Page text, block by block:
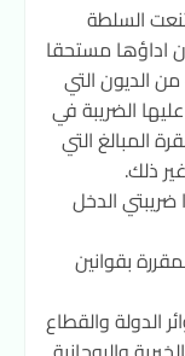
السلطة
اداؤها مستحقا
الديون التي
الضريبة في
المبالغ التي
ذلك.
ضريبتي الدخل
بقوانين
الدولة والقطاع